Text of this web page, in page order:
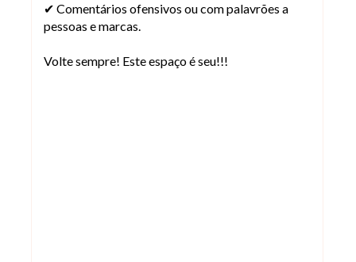
✔ Comentários ofensivos ou com palavrões a
pessoas e marcas.
Volte sempre! Este espaço é seu!!!